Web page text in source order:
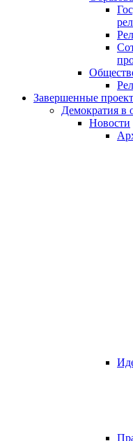
Завершенные
Демократия в
Новости